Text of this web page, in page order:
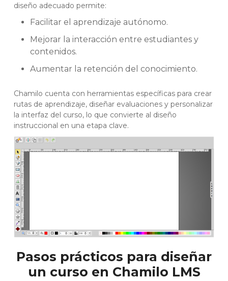
diseño adecuado permite:
Facilitar el aprendizaje autónomo.
Mejorar la interacción entre estudiantes y
contenidos.
Aumentar la retención del conocimiento.
Chamilo cuenta con herramientas específicas para crear
rutas de aprendizaje, diseñar evaluaciones y personalizar
la interfaz del curso, lo que convierte al diseño
instruccional en una etapa clave.
Pasos prácticos para diseñar
un curso en Chamilo LMS